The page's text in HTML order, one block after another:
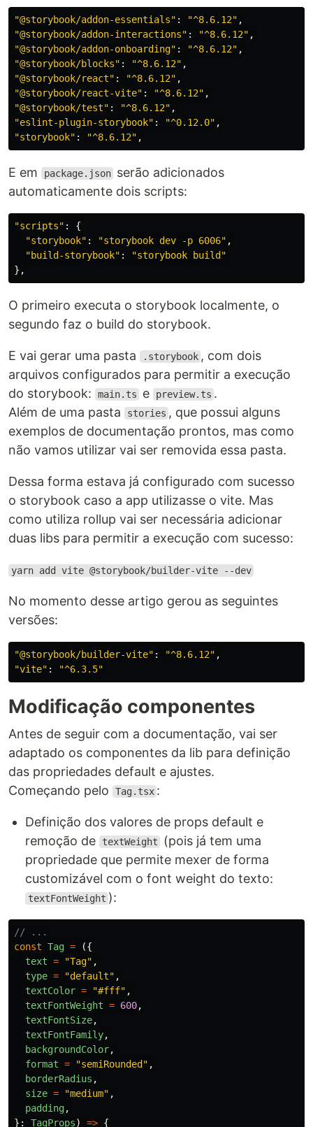
"@storybook/addon-essentials" : "^8.6.12" ,
"@storybook/addon-interactions" : "^8.6.12" ,
"@storybook/addon-onboarding" : "^8.6.12" ,
"@storybook/blocks" : "^8.6.12" ,
"@storybook/react" : "^8.6.12" ,
"@storybook/react-vite" : "^8.6.12" ,
"@storybook/test" : "^8.6.12" ,
"eslint-plugin-storybook" : "^0.12.0" ,
"storybook" : "^8.6.12" ,
E em package.json serão adicionados
automaticamente dois scripts:
"scripts" :
{
"storybook" : "storybook dev -p 6006" ,
"build-storybook" : "storybook build "
},
O primeiro executa o storybook localmente, o
segundo faz o build do storybook.
E vai gerar uma pasta .storybook , com dois
arquivos configurados para permitir a execução
do storybook:
main.ts e preview.ts .
Além de uma pasta
stories , que possui alguns
exemplos de documentação prontos, mas como
não vamos utilizar vai ser removida essa pasta.
Dessa forma estava já configurado com sucesso
o storybook caso a app utilizasse o vite. Mas
como utiliza rollup vai ser necessária adicionar
duas libs para permitir a execução com sucesso:
yarn add vite @storybook/builder-vite --dev
No momento desse artigo gerou as seguintes
versões:
"@storybook/builder-vite" : "^8.6.12" ,
"vite" : "^6.3.5"
Modificação componentes
Antes de seguir com a documentação, vai ser
adaptado os componentes da lib para definição
das propriedades default e ajustes.
Começando pelo
Tag.tsx :
Definição dos valores de props default e
remoção de
textWeight
(pois já tem uma
propriedade que permite mexer de forma
customizável com o font weight do texto:
textFontWeight ):
// ...
const Tag =
({
text = "Tag" ,
type = "default" ,
textColor = "#fff" ,
textFontWeight = 600,
textFontSize,
textFontFamily,
backgroundColor,
format = "semiRounded " ,
borderRadius ,
size = "medium" ,
padding,
}:
TagProps) => {